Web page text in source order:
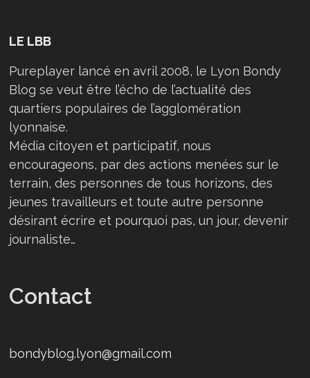
LE LBB
Pureplayer lancé en avril 2008, le Lyon Bondy
Blog se veut être l’écho de l’actualité des
quartiers populaires de l’agglomération
lyonnaise.
Média citoyen et participatif, nous
encourageons, par des actions menées sur le
terrain, des personnes de tous horizons, des
jeunes travailleurs et toute autre personne
désirant écrire et pourquoi pas, un jour, devenir
journaliste…
Contact
bondyblog.lyon@gmail.com